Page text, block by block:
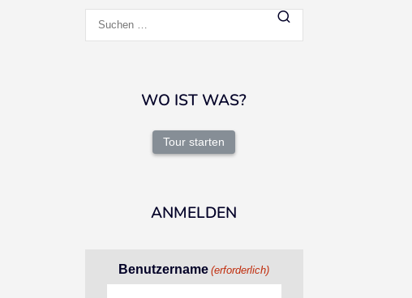
nach:
WO IST WAS?
Tour starten
ANMELDEN
Benutzername (erforderlich)